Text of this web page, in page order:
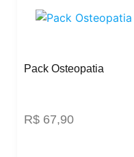
Pack Osteopatia
R$ 67,90